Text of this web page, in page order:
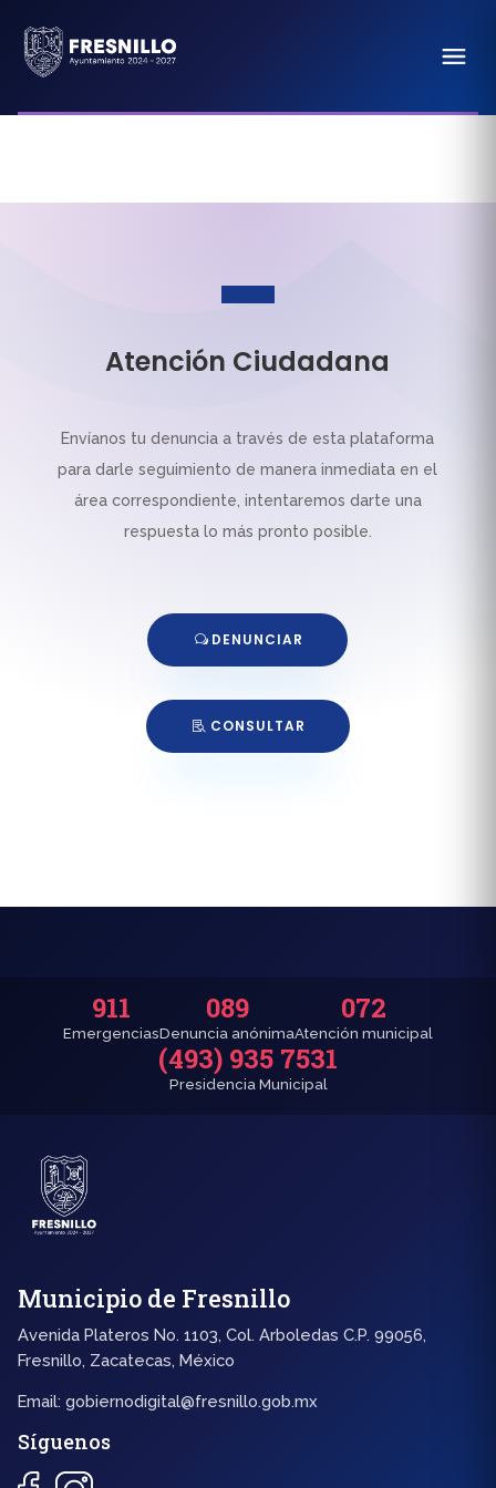
Atención Ciudadana
Envíanos tu denuncia a través de esta plataforma
para darle seguimiento de manera inmediata en el
área correspondiente, intentaremos darte una
respuesta lo más pronto posible.
DENUNCIAR
CONSULTAR
911
Emergencias
089
Denuncia anónima
072
Atención municipal
(493) 935 7531
Presidencia Municipal
Municipio de Fresnillo
Avenida Plateros No. 1103, Col. Arboledas C.P. 99056,
Fresnillo, Zacatecas, México
Email: gobiernodigital@fresnillo.gob.mx
Síguenos